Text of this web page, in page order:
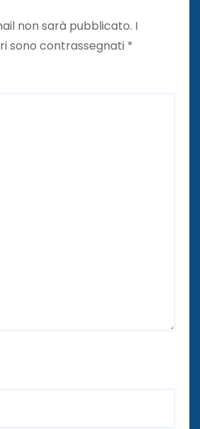
non sarà pubblicato. I
sono contrassegnati *